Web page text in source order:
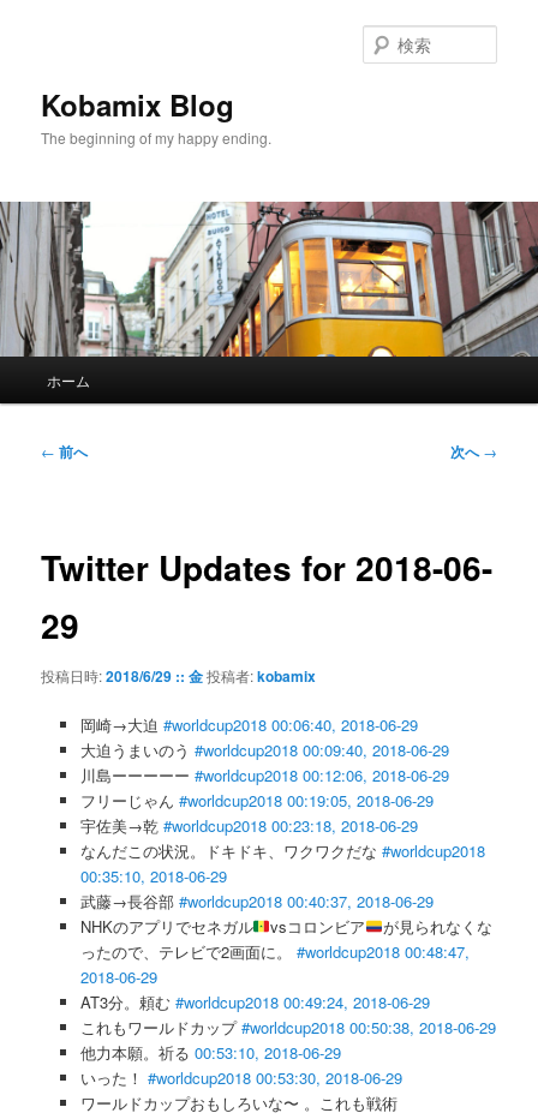
へ
移
動
Kobamix Blog
The beginning of my happy ending.
索
ホーム
投
ョ
← 前へ 次へ→
Twitter Updates for 2018-06-
29
投稿日時:2018/6/29 :: 金投稿者:kobamix
岡崎→大迫 #worldcup2018 00:06:40, 2018-06-29
大迫うまいのう #worldcup2018 00:09:40, 2018-06-29
川島ーーーーー #worldcup2018 00:12:06, 2018-06-29
フリーじゃん #worldcup2018 00:19:05, 2018-06-29
宇佐美→乾 #worldcup2018 00:23:18, 2018-06-29
なんだこの状況。ドキドキ、ワクワクだな #worldcup2018
00:35:10, 2018-06-29
武藤→長谷部 #worldcup2018 00:40:37, 2018-06-29
NHKのアプリでセネガル
vsコロンビア
が見られなくな
ったので、テレビで2画面に。 #worldcup2018 00:48:47,
2018-06-29
AT3分。頼む #worldcup2018 00:49:24, 2018-06-29
これもワールドカップ#worldcup2018 00:50:38, 2018-06-29
他力本願。祈る 00:53:10, 2018-06-29
いった！ #worldcup2018 00:53:30, 2018-06-29
ワールドカップおもしろいな〜 。これも戦術